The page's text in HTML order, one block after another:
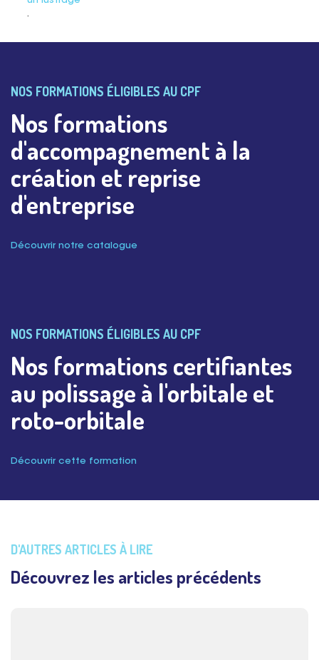
.
NOS FORMATIONS ÉLIGIBLES AU CPF
Nos formations
d'accompagnement à la
création et reprise
d'entreprise
Découvrir notre catalogue
NOS FORMATIONS ÉLIGIBLES AU CPF
Nos formations certifiantes
au polissage à l'orbitale et
roto-orbitale
Découvrir cette formation
D'AUTRES ARTICLES À LIRE
Découvrez les articles précédents